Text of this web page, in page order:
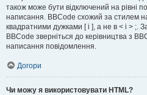
також може бути відключений на рівні
написання. BBCode схожий за стилем
квадратними дужками [ і ], а не в < і > ;.
BBCode зверніться до керівництва з
написання повідомлення.
Догори
Чи можу я використовувати HTML?